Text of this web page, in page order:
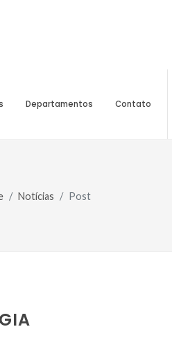
Departamentos Contato
Notícias Post